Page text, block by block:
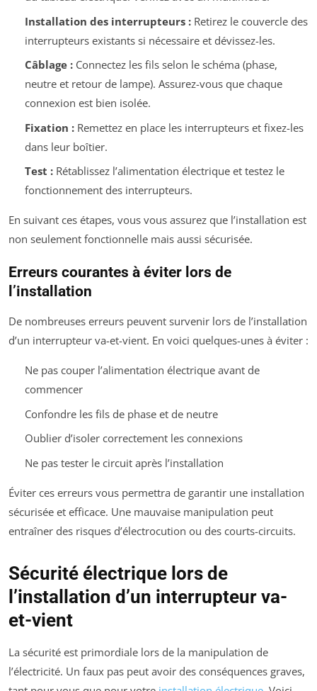
Installation des interrupteurs :Retirez le couvercle des
interrupteurs existants si nécessaire et dévissez-les.
Câblage :Connectez les fils selon le schéma (phase,
neutre et retour de lampe). Assurez-vous que chaque
connexion est bien isolée.
Fixation :Remettez en place les interrupteurs et fixez-les
dans leur boîtier.
Test :Rétablissez l’alimentation électrique et testez le
fonctionnement des interrupteurs.
En suivant ces étapes, vous vous assurez que l’installation est
non seulement fonctionnelle mais aussi sécurisée.
Erreurs courantes à éviter lors de
l’installation
De nombreuses erreurs peuvent survenir lors de l’installation
d’un interrupteur va-et-vient. En voici quelques-unes à éviter :
Ne pas couper l’alimentation électrique avant de
commencer
Confondre les fils de phase et de neutre
Oublier d’isoler correctement les connexions
Ne pas tester le circuit après l’installation
Éviter ces erreurs vous permettra de garantir une installation
sécurisée et efficace. Une mauvaise manipulation peut
entraîner des risques d’électrocution ou des courts-circuits.
Sécurité électrique lors de
l’installation d’un interrupteur va-
et-vient
La sécurité est primordiale lors de la manipulation de
l’électricité. Un faux pas peut avoir des conséquences graves,